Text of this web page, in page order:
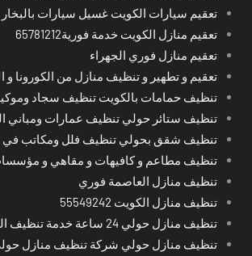
تعقيم سيارات الكويت غسيل سيارات بالبخار
تعقيم منازل الكويت خدمة فورية65781212
تعقيم منازل فوري الجهراء
تعقيم و تطهير و تنظيف منازل من الكورونا و
تنظيف حمامات بالكويت تنظيف سجاد
تنظيف ستائر حولي تنظيف عمارات ومباني
تنظيف شقق بحولي تنظيف فلل ومكاتب في
تنظيف مطاعم و كافيهات و مقاهي و
تنظيف منازل العاصمة فوري
تنظيف منازل الكويت 55549242
تنظيف منازل حولي 24 ساعة خدمة تنظيف المساجد في حولي
تنظيف منازل حولي شركة تنظيف منازل